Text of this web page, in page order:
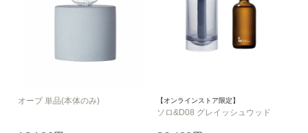
オーブ 単品(本体のみ) 【オンラインストア限定】
ソロ&D08 グレイッシュウッド